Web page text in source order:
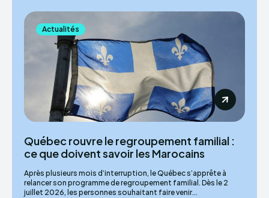
Actualités
Québec rouvre le regroupement familial :
ce que doivent savoir les Marocains
Après plusieurs mois d’interruption, le Québec s’apprête à
relancer son programme de regroupement familial. Dès le 2
juillet 2026, les personnes souhaitant faire venir...